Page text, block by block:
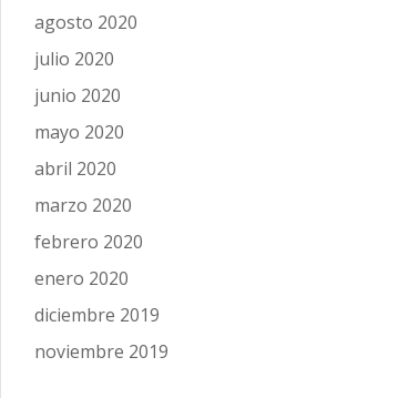
agosto 2020
julio 2020
junio 2020
mayo 2020
abril 2020
marzo 2020
febrero 2020
enero 2020
diciembre 2019
noviembre 2019